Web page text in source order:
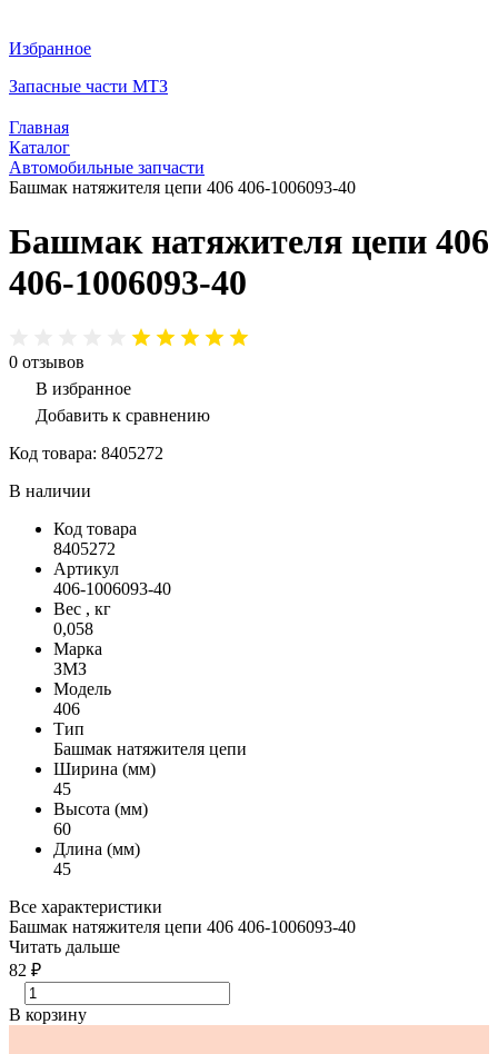
Избранное
Запасные части МТЗ
Главная
Каталог
Автомобильные запчасти
Башмак натяжителя цепи 406 406-1006093-40
Башмак натяжителя цепи 406
406-1006093-40
0 отзывов
В избранное
Добавить к сравнению
Код товара: 8405272
В наличии
Код товара
8405272
Артикул
406-1006093-40
Вес , кг
0,058
Марка
ЗМЗ
Модель
406
Тип
Башмак натяжителя цепи
Ширина (мм)
45
Высота (мм)
60
Длина (мм)
45
Все характеристики
Башмак натяжителя цепи 406 406-1006093-40
Читать дальше
82 ₽
В корзину